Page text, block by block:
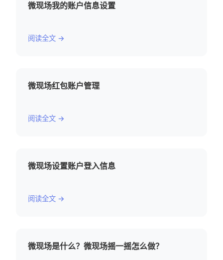
微现场我的账户信息设置
阅读全文 →
微现场红包账户管理
阅读全文 →
微现场设置账户登入信息
阅读全文 →
微现场是什么？微现场摇一摇怎么做？